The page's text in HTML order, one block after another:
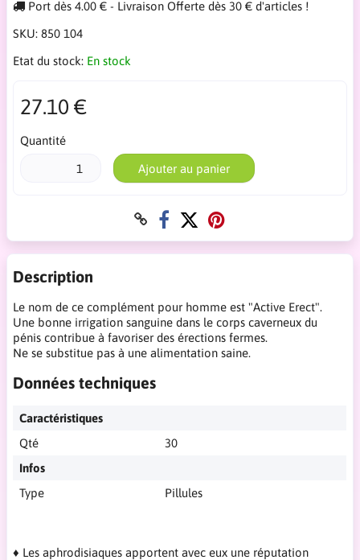
Port dès 4.00 € - Livraison Offerte dès 30 € d'articles !
SKU: 850 104
Etat du stock: En stock
27.10 €
Quantité
Ajouter au panier
Description
Le nom de ce complément pour homme est "Active Erect".
Une bonne irrigation sanguine dans le corps caverneux du
pénis contribue à favoriser des érections fermes.
Ne se substitue pas à une alimentation saine.
Données techniques
Caractéristiques
Qté
30
Infos
Type
Pillules
♦ Les aphrodisiaques apportent avec eux une réputation